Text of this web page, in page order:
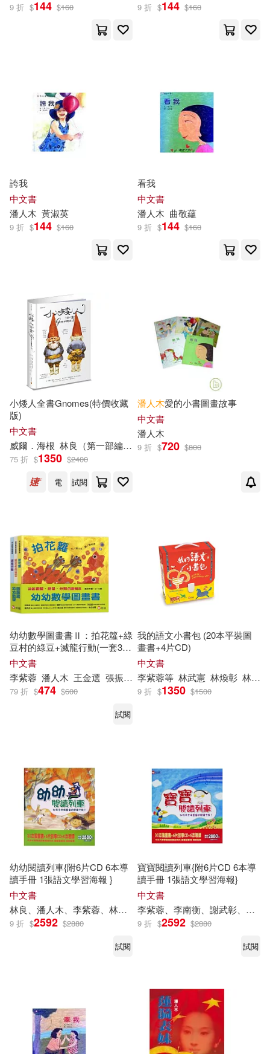
9 折 $144 $160 9 折 $144 $160
誇我
中文書
潘人木 黃淑英
9 折 $144 $160
看我
中文書
潘人木 曲敬蘊
9 折 $144 $160
小矮人全書Gnomes(特價收藏
版)
中文書
威爾．海根 林良（第一部編譯） 潘人木（第一部編譯）
75 折 $1350 $2400
電
試閱
潘人木愛的小書圖畫故事
中文書
潘人木
9 折 $720 $800
幼幼數學圖畫書Ⅱ：拍花籮+綠
豆村的綠豆+滅龍行動(一套3
本)
中文書
李紫蓉 潘人木 王金選 張振松 曹俊彥 柯廷霖
79 折 $474 $600
試閱
我的語文小書包 (20本平裝圖
畫書+4片CD)
中文書
李紫蓉等 林武憲 林煥彰 林良
9 折 $1350 $1500
幼幼閱讀列車{附6片CD 6本導
讀手冊 1張語文學習海報 }
中文書
林良、 潘人木 、李紫蓉、林武憲、趙國宗、鄭明進、林小杯、劉旭恭等
9 折 $2592 $2880
試閱
寶寶閱讀列車{附6片CD 6本導
讀手冊 1張語文學習海報}
中文書
李紫蓉、李南衡、謝武彰、
潘人
9 折 $2592 $2880
試閱